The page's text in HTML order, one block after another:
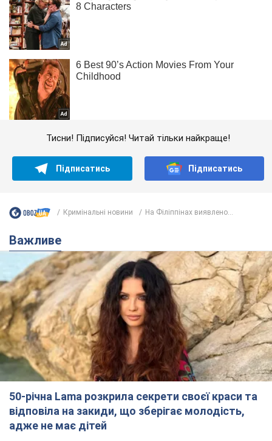
Тисни! Підписуйся! Читай тільки найкраще!
Підписатись Підписатись
Кримінальні новини На Філіппінах виявлено...
Важливе
50-річна Lama розкрила секрети своєї краси та
відповіла на закиди, що зберігає молодість,
адже не має дітей